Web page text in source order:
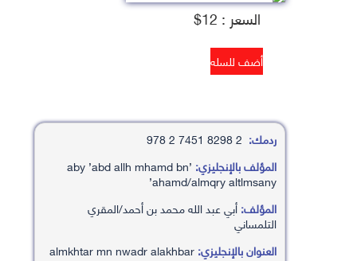
السعر : 12$
ردمك:
المؤلف بالإنجليزي: ’aby ’abd allh mhamd bn
’ahamd/almqry altlmsany
المؤلف:أبي عبد الله محمد بن أحمد/المقري
التلمساني
العنوان بالإنجليزي: